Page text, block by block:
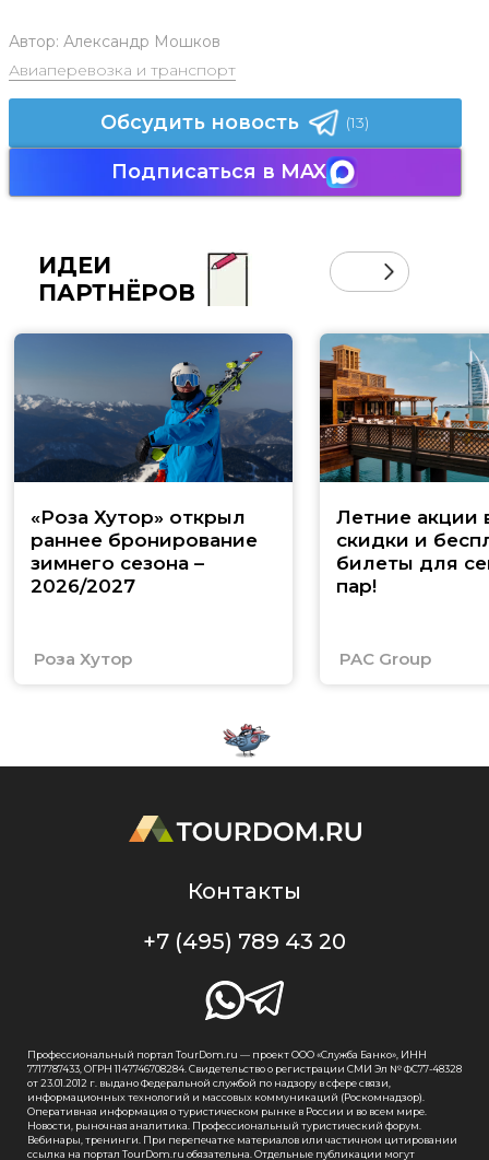
Автор: Александр Мошков
Авиаперевозка и транспорт
Обсудить новость (13)
Подписаться в MAX
ИДЕИ
ПАРТНЁРОВ
«Роза Хутор» открыл
раннее бронирование
зимнего сезона –
2026/2027
Роза Хутор
Летние акции
скидки и
билеты для
пар!
PAC Group
Контакты
+7 (495) 789 43 20
Профессиональный портал TourDom.ru — проект ООО «Служба Банко», ИНН
7717787433, ОГРН 1147746708284. Свидетельство о регистрации СМИ Эл № ФС77-48328
от 23.01.2012 г. выдано Федеральной службой по надзору в сфере связи,
информационных технологий и массовых коммуникаций (Роскомнадзор).
Оперативная информация о туристическом рынке в России и во всем мире.
Новости, рыночная аналитика. Профессиональный туристический форум.
Вебинары, тренинги. При перепечатке материалов или частичном цитировании
ссылка на портал TourDom.ru обязательна. Отдельные публикации могут